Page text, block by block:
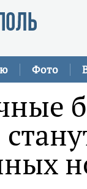
Фото